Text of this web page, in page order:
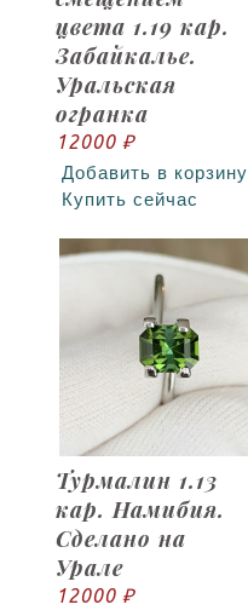
цвета 1.19 кар.
Забайкалье.
Уральская
огранка
12000 ₽
Добавить в корзину
Купить сейчас
Турмалин 1.13
кар. Намибия.
Сделано на
Урале
12000 ₽